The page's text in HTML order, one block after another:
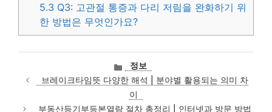
5.3 Q3: 고관절 통증과 다리 저림을 완화하기 위
한 방법은 무엇인가요?
카
테
고
리
정보
브레이크타임뜻 다양한 해석 | 분야별 활용되는 의미 차
이
부동산등기부등본열람 절차 총정리 | 인터넷과 방문 방법